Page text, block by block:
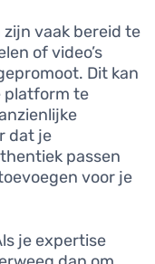
zijn vaak bereid te
of video’s
Dit kan
platform te
dat je
passen
voor je
je expertise